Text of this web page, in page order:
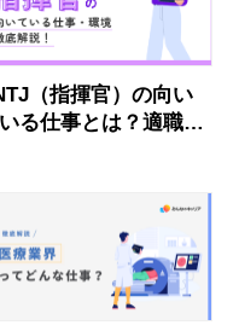
（指揮官）の向い
る仕事とは？適職・